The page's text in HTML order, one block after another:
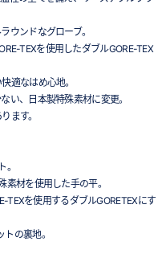
ウンドなグローブ。
TEXを使用したダブルGORE-TEX
適なはめ心地。
、日本製特殊素材に変更。
ます。
素材を使用した手の平。
TEXを使用するダブルGORETEXにす
の裏地。